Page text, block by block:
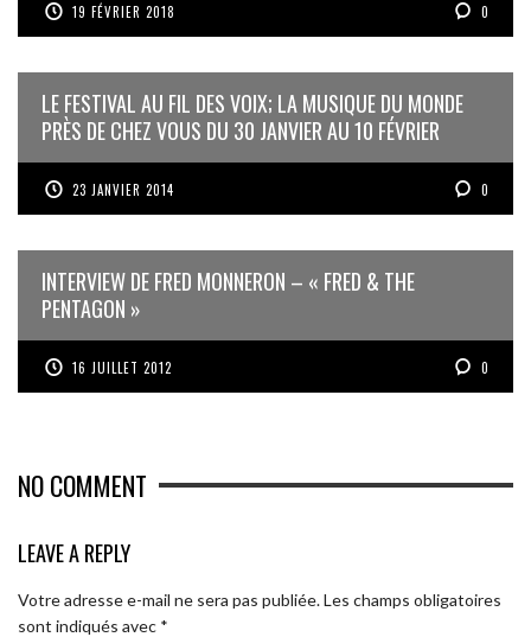
19 FÉVRIER 2018 0
LE FESTIVAL AU FIL DES VOIX; LA MUSIQUE DU MONDE
PRÈS DE CHEZ VOUS DU 30 JANVIER AU 10 FÉVRIER
23 JANVIER 2014 0
INTERVIEW DE FRED MONNERON – « FRED & THE
PENTAGON »
16 JUILLET 2012 0
NO COMMENT
LEAVE A REPLY
Votre adresse e-mail ne sera pas publiée.Les champs obligatoires
sont indiqués avec *